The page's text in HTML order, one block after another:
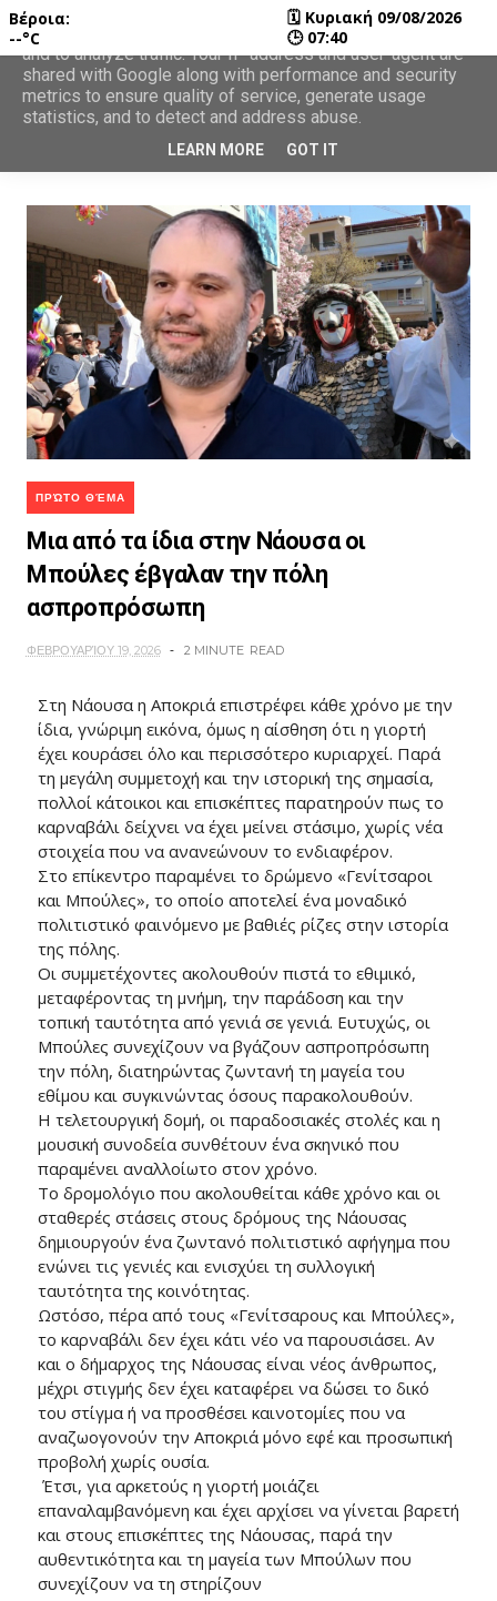
ΠΡΏΤΟ ΘΈΜΑ
Μια από τα ίδια στην Νάουσα οι
Μπούλες έβγαλαν την πόλη
ασπροπρόσωπη
ΦΕΒΡΟΥΑΡΊΟΥ 19, 2026 2 MINUTE READ
Στη Νάουσα η Αποκριά επιστρέφει κάθε χρόνο με την
ίδια, γνώριμη εικόνα, όμως η αίσθηση ότι η γιορτή
έχει κουράσει όλο και περισσότερο κυριαρχεί. Παρά
τη μεγάλη συμμετοχή και την ιστορική της σημασία,
πολλοί κάτοικοι και επισκέπτες παρατηρούν πως το
καρναβάλι δείχνει να έχει μείνει στάσιμο, χωρίς νέα
στοιχεία που να ανανεώνουν το ενδιαφέρον.
Στο επίκεντρο παραμένει το δρώμενο «Γενίτσαροι
και Μπούλες», το οποίο αποτελεί ένα μοναδικό
πολιτιστικό φαινόμενο με βαθιές ρίζες στην ιστορία
της πόλης.
Οι συμμετέχοντες ακολουθούν πιστά το εθιμικό,
μεταφέροντας τη μνήμη, την παράδοση και την
τοπική ταυτότητα από γενιά σε γενιά. Ευτυχώς, οι
Μπούλες συνεχίζουν να βγάζουν ασπροπρόσωπη
την πόλη, διατηρώντας ζωντανή τη μαγεία του
εθίμου και συγκινώντας όσους παρακολουθούν.
Η τελετουργική δομή, οι παραδοσιακές στολές και η
μουσική συνοδεία συνθέτουν ένα σκηνικό που
παραμένει αναλλοίωτο στον χρόνο.
Το δρομολόγιο που ακολουθείται κάθε χρόνο και οι
σταθερές στάσεις στους δρόμους της Νάουσας
δημιουργούν ένα ζωντανό πολιτιστικό αφήγημα που
ενώνει τις γενιές και ενισχύει τη συλλογική
ταυτότητα της κοινότητας.
Ωστόσο, πέρα από τους «Γενίτσαρους και Μπούλες»,
το καρναβάλι δεν έχει κάτι νέο να παρουσιάσει. Αν
και ο δήμαρχος της Νάουσας είναι νέος άνθρωπος,
μέχρι στιγμής δεν έχει καταφέρει να δώσει το δικό
του στίγμα ή να προσθέσει καινοτομίες που να
αναζωογονούν την Αποκριά μόνο εφέ και προσωπική
προβολή χωρίς ουσία.
Έτσι, για αρκετούς η γιορτή μοιάζει
επαναλαμβανόμενη και έχει αρχίσει να γίνεται βαρετή
και στους επισκέπτες της Νάουσας, παρά την
αυθεντικότητα και τη μαγεία των Μπούλων που
συνεχίζουν να τη στηρίζουν
Βέροια:
--°C
🗓 Κυριακή 09/08/2026
🕒 07:40
This site uses cookies from Google to deliver its services
and to analyze traffic. Your IP address and user-agent are
shared with Google along with performance and security
metrics to ensure quality of service, generate usage
statistics, and to detect and address abuse.
LEARN MORE GOT IT